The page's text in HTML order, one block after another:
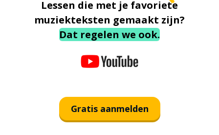
Lessen die met je favoriete
muziekteksten gemaakt zijn?
Dat regelen we ook.
Gratis aanmelden